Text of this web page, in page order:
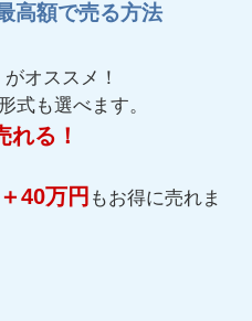
高額で売る方法
がオススメ！
式も選べます。
る！
＋40万円 もお得に売れま